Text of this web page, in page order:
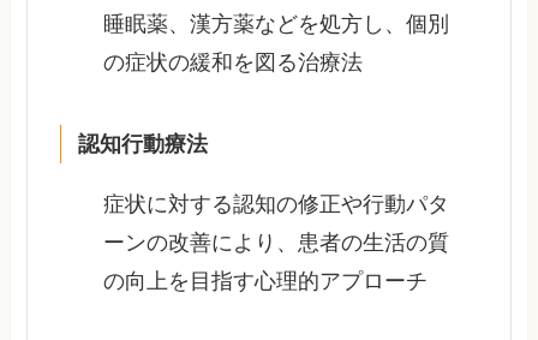
睡眠薬、漢方薬などを処方し、個別
の症状の緩和を図る治療法
認知行動療法
症状に対する認知の修正や行動パタ
ーンの改善により、患者の生活の質
の向上を目指す心理的アプローチ